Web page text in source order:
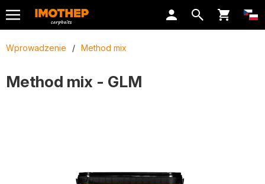
Wprowadzenie / Method mix
Method mix - GLM